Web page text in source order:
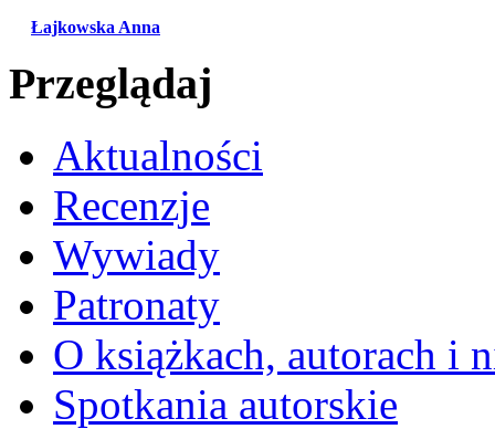
Łajkowska Anna
Przeglądaj
Aktualności
Recenzje
Wywiady
Patronaty
O książkach, autorach i
Spotkania autorskie